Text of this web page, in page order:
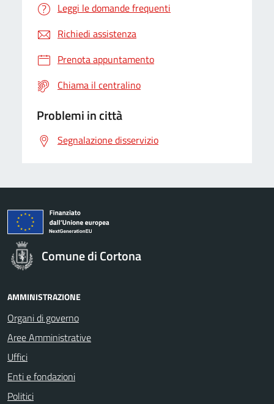
Leggi le domande frequenti
Richiedi assistenza
Prenota appuntamento
Chiama il centralino
Problemi in città
Segnalazione disservizio
Comune di Cortona
AMMINISTRAZIONE
Organi di governo
Aree Amministrative
Uffici
Enti e fondazioni
Politici